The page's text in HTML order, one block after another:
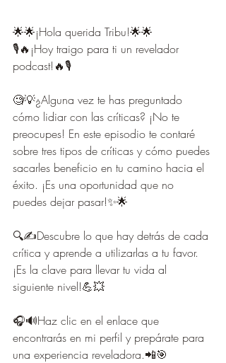
🌟🌟¡Hola querida Tribu!🌟🌟
🎙️🔥¡Hoy traigo para ti un revelador
podcast!🔥🎙️
🧐💡¿Alguna vez te has preguntado
cómo lidiar con las críticas? ¡No te
preocupes! En este episodio te contaré
sobre tres tipos de críticas y cómo puedes
sacarles beneficio en tu camino hacia el
éxito. ¡Es una oportunidad que no
puedes dejar pasar!✨🌟
🔍✍️Descubre lo que hay detrás de cada
crítica y aprende a utilizarlas a tu favor.
¡Es la clave para llevar tu vida al
siguiente nivel!💪💥
🎧🔊Haz clic en el enlace que
encontrarás en mi perfil y prepárate para
una experiencia reveladora.📲🎯